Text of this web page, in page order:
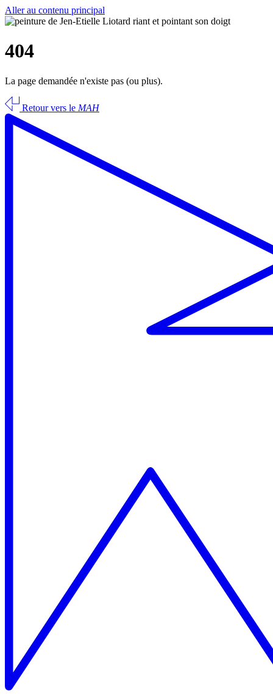
Aller au contenu principal
404
La page demandée n'existe pas (ou plus).
Retour vers le MAH